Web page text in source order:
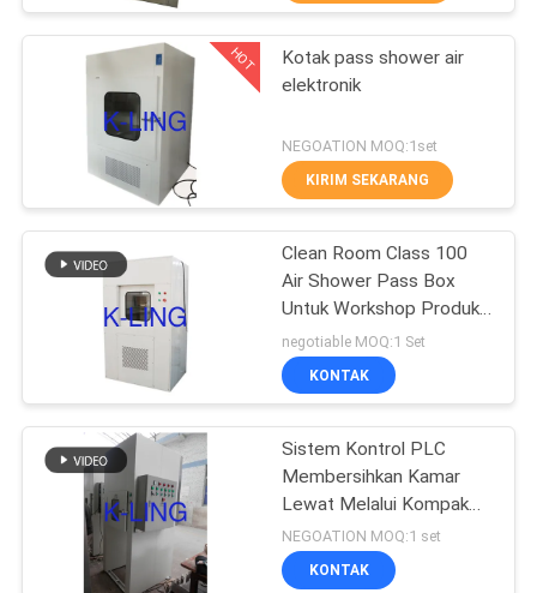
TUR
PABRIK
KONTROL
KUALITAS
HUBUNGI
BERITA
KASUS-
KASUS
SITEMAP
Kamar Mandi Udara
Cleanroom
200
Shower Udara
Stainless Steel
Kotak Pass
HOT
Kotak pass shower air
elektronik
NEGOATION MOQ:1set
KIRIM SEKARANG
Clean Room Class 100
Air Shower Pass Box
Untuk Workshop Produksi
Semikonduktor
negotiable MOQ:1 Set
KONTAK
Sistem Kontrol PLC
Membersihkan Kamar
Lewat Melalui Kompak
Dengan Saluran Konveyor
NEGOATION MOQ:1 set
KONTAK